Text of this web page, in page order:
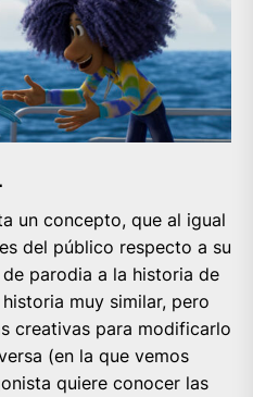
un concepto, que al igual
del público respecto a su
parodia a la historia de
muy similar, pero
creativas para modificarlo
(en la que vemos
quiere conocer las